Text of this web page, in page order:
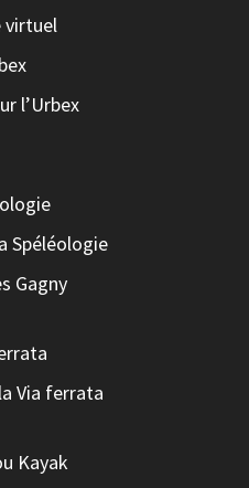
virtuel
l’Urbex
Spéléologie
Gagny
Via ferrata
Kayak